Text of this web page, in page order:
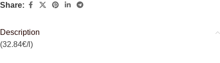
Share:
Description
(32.84€/l)